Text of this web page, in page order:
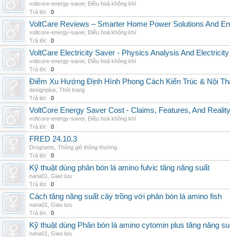
voltcore-energy-saver, Điều hoà không khí
Trả lời:
0
VoltCare Reviews – Smarter Home Power Solutions And
voltcore-energy-saver, Điều hoà không khí
Trả lời:
0
VoltCare Electricity Saver - Physics Analysis And
voltcore-energy-saver, Điều hoà không khí
Trả lời:
0
Điểm Xu Hướng Định Hình Phong Cách Kiến Trúc & Nội
designplus Thời trang
Trả lời:
0
VoltCore Energy Saver Cost - Claims, Features, And
voltcore-energy-saver, Điều hoà không khí
Trả lời:
0
FRED 24.10.3
Drograms Thông gió thông thường
Trả lời:
0
Kỹ thuật dùng phân bón lá amino fulvic tăng năng suất
nana01
Giao lưu
Trả lời:
0
Cách tăng năng suất cây trồng với phân bón lá amino fish
nana01
Giao lưu
Trả lời:
0
Kỹ thuật dùng Phân bón lá amino cytomin plus tăng năng
nana01
Giao lưu